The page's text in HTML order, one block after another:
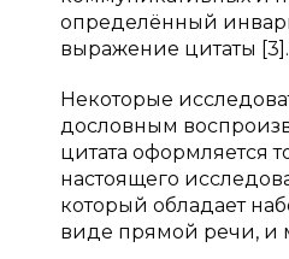
определённый
выражение цитаты [3].
Некоторые
дословным
цитата оформляется
настоящего
который обладает
виде прямой речи, и